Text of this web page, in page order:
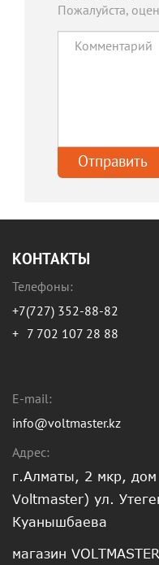
Пожалуйста,
КОНТАКТЫ
Телефоны:
+7(727) 352-88-82
+ 7 702 107 28 88
E-mail:
info@voltmaster.kz
Адрес:
г.Алматы, 2 мкр, дом
Voltmaster) ул.
Куанышбаева
магазин VOLTMASTER